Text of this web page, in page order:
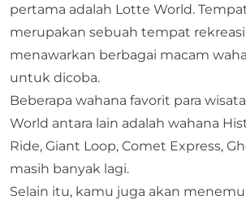
pertama adalah Lotte World.
merupakan sebuah tempat
menawarkan berbagai macam
untuk dicoba.
Beberapa wahana favorit para
World antara lain adalah wahana
Ride, Giant Loop, Comet Express,
masih banyak lagi.
Selain itu, kamu juga akan